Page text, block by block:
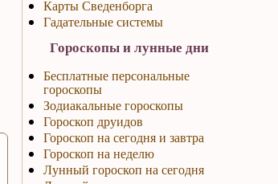
Карты Сведенборга
Гадательные системы
Гороскопы и лунные дни
Бесплатные персональные
гороскопы
Зодиакальные гороскопы
Гороскоп друидов
Гороскоп на сегодня и завтра
Гороскоп на неделю
Лунный гороскоп на сегодня